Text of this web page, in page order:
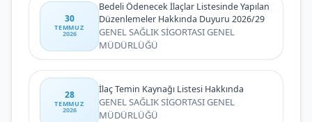
30
TEMMUZ
2026
Bedeli Ödenecek İlaçlar Listesinde Yapılan
Düzenlemeler Hakkında Duyuru 2026/29
GENEL SAĞLIK SİGORTASI GENEL
MÜDÜRLÜĞÜ
28
TEMMUZ
2026
İlaç Temin Kaynağı Listesi Hakkında
GENEL SAĞLIK SİGORTASI GENEL
MÜDÜRLÜĞÜ